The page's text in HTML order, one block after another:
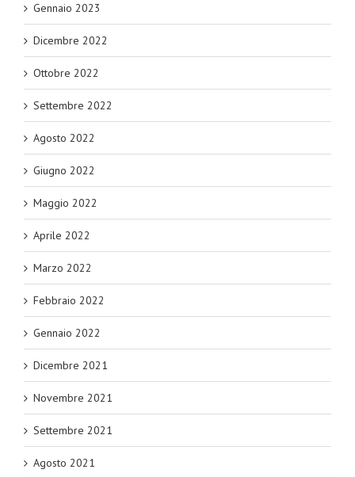
Gennaio 2023
Dicembre 2022
Ottobre 2022
Settembre 2022
Agosto 2022
Giugno 2022
Maggio 2022
Aprile 2022
Marzo 2022
Febbraio 2022
Gennaio 2022
Dicembre 2021
Novembre 2021
Settembre 2021
Agosto 2021